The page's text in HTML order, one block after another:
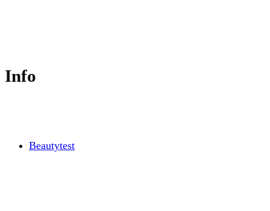
Info
Beautytest